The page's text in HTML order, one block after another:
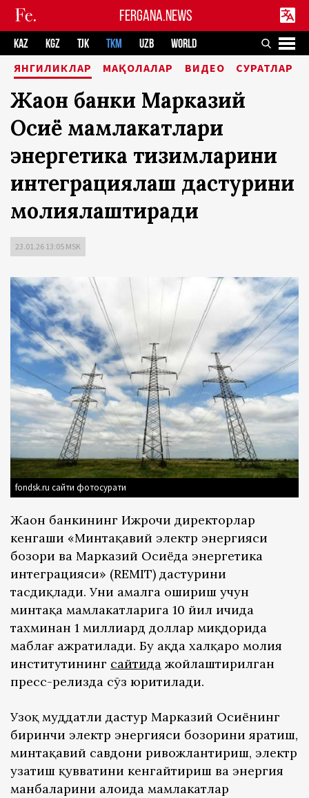
FERGANA.NEWS
KAZ KGZ TJK TKM UZB WORLD
ЯНГИЛИКЛАР МАҚОЛАЛАР ВИДЕО СУРАТЛАР
Жаҳон банки Марказий
Осиё мамлакатлари
энергетика тизимларини
интеграциялаш дастурини
молиялаштиради
23.01.26 13:05 MSK
fondsk.ru сайти фотосурати
Жаҳон банкининг Ижрочи директорлар
кенгаши «Минтақавий электр энергияси
бозори ва Марказий Осиёда энергетика
интеграцияси» (REMIT) дастурини
тасдиқлади. Уни амалга ошириш учун
минтақа мамлакатларига 10 йил ичида
тахминан 1 миллиард доллар миқдорида
маблағ ажратилади. Бу ҳақда халқаро молия
институтининг сайтида жойлаштирилган
пресс-релизда сўз юритилади.
Узоқ муддатли дастур Марказий Осиёнинг
биринчи электр энергияси бозорини яратиш,
минтақавий савдони ривожлантириш, электр
узатиш қувватини кенгайтириш ва энергия
манбаларини алоҳида мамлакатлар